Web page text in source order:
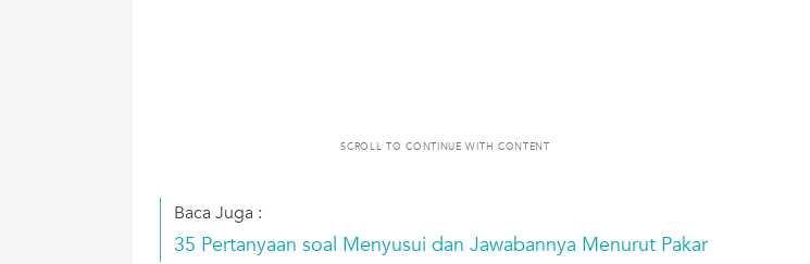
SCROLL TO CONTINUE WITH CONTENT
Baca Juga :
35 Pertanyaan soal Menyusui dan Jawabannya Menurut Pakar